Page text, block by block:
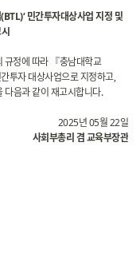
민간투자대상사업 지정 및
규정에 따라 『충남대학교
투자 대상사업으로 지정하고,
다음과 같이 재고시합니다.
2025년 05월 22일
사회부총리 겸 교육부장관